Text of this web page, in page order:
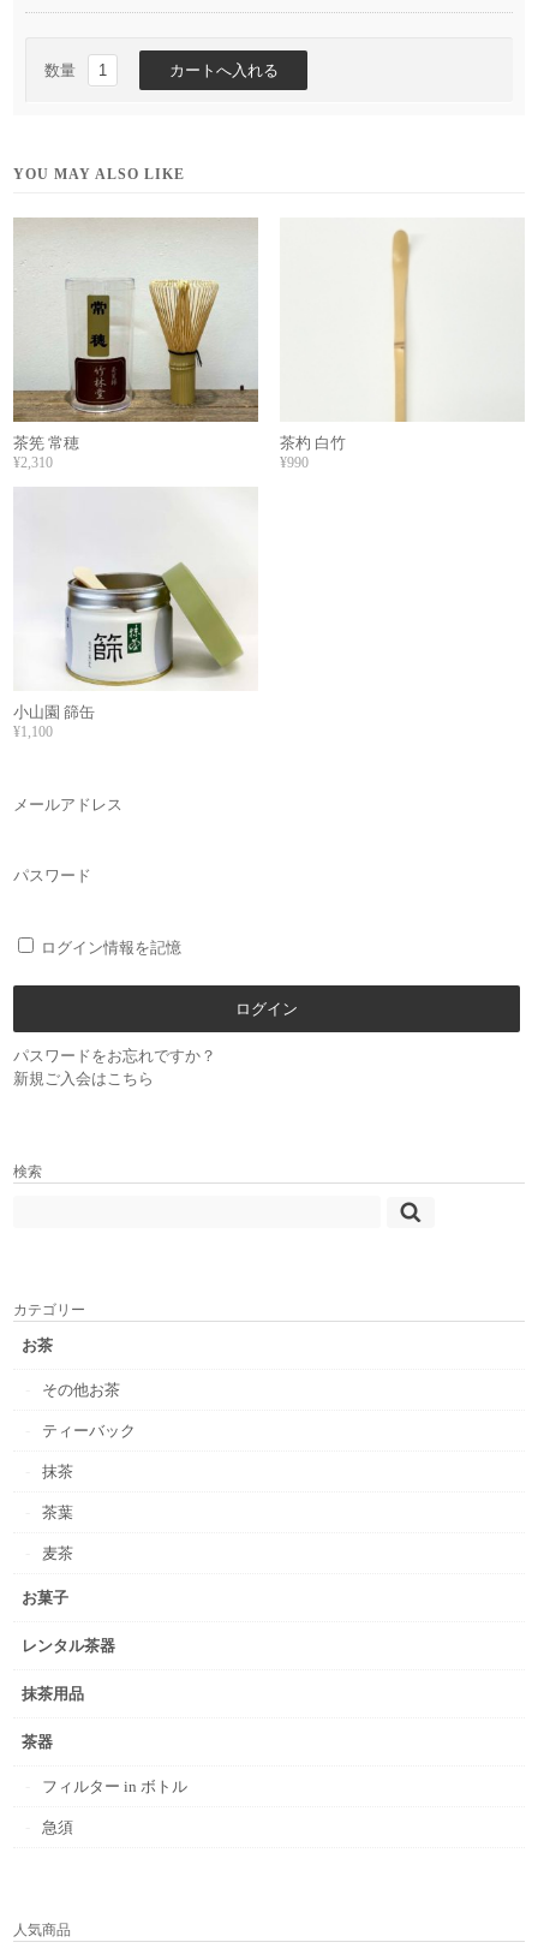
数量
YOU MAY ALSO LIKE
茶筅 常穂
¥2,310
茶杓 白竹
¥990
小山園 篩缶
¥1,100
メールアドレス
パスワード
ログイン情報を記憶
パスワードをお忘れですか？
新規ご入会はこちら
検索
カテゴリー
お茶
その他お茶
ティーバック
抹茶
茶葉
麦茶
お菓子
レンタル茶器
抹茶用品
茶器
フィルター in ボトル
急須
人気商品